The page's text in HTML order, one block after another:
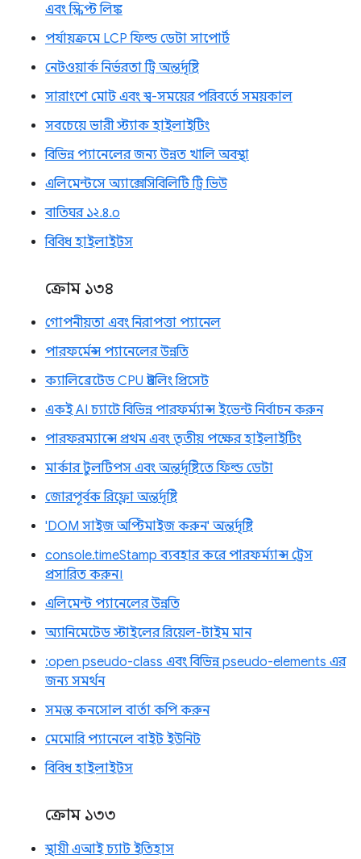
এবং স্ক্রিপ্ট লিঙ্ক
পর্যায়ক্রমে LCP ফিল্ড ডেটা সাপোর্ট
নেটওয়ার্ক নির্ভরতা ট্রি অন্তর্দৃষ্টি
সারাংশে মোট এবং স্ব-সময়ের পরিবর্তে সময়কাল
সবচেয়ে ভারী স্ট্যাক হাইলাইটিং
বিভিন্ন প্যানেলের জন্য উন্নত খালি অবস্থা
এলিমেন্টসে অ্যাক্সেসিবিলিটি ট্রি ভিউ
বাতিঘর ১২.৪.০
বিবিধ হাইলাইটস
ক্রোম ১৩৪
গোপনীয়তা এবং নিরাপত্তা প্যানেল
পারফর্মেন্স প্যানেলের উন্নতি
ক্যালিব্রেটেড CPU থ্রটলিং প্রিসেট
একই AI চ্যাটে বিভিন্ন পারফর্ম্যান্স ইভেন্ট নির্বাচন করুন
পারফরম্যান্সে প্রথম এবং তৃতীয় পক্ষের হাইলাইটিং
মার্কার টুলটিপস এবং অন্তর্দৃষ্টিতে ফিল্ড ডেটা
জোরপূর্বক রিফ্লো অন্তর্দৃষ্টি
'DOM সাইজ অপ্টিমাইজ করুন' অন্তর্দৃষ্টি
console.timeStamp ব্যবহার করে পারফর্ম্যান্স ট্রেস
প্রসারিত করুন।
এলিমেন্ট প্যানেলের উন্নতি
অ্যানিমেটেড স্টাইলের রিয়েল-টাইম মান
:open pseudo-class এবং বিভিন্ন pseudo-elements এর
জন্য সমর্থন
সমস্ত কনসোল বার্তা কপি করুন
মেমোরি প্যানেলে বাইট ইউনিট
বিবিধ হাইলাইটস
ক্রোম ১৩৩
স্থায়ী এআই চ্যাট ইতিহাস